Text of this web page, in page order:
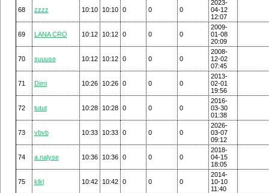
68 zzzz 10:10 10:10 0 0 0
2023-
04-12
12:07
69 LANA CRO 10:12 10:12 0 0 0
2009-
01-08
20:09
70 suuuse 10:12 10:12 0 0 0
2008-
12-02
07:45
71 Dimi 10:26 10:26 0 0 0
2013-
02-01
19:56
72 tutut 10:28 10:28 0 0 0
2016-
03-30
01:38
73 vbvb 10:33 10:33 0 0 0
2026-
03-07
09:12
74 a.nalyse 10:36 10:36 0 0 0
2018-
04-15
18:05
75 klkl 10:42 10:42 0 0 0
2014-
10-10
11:40